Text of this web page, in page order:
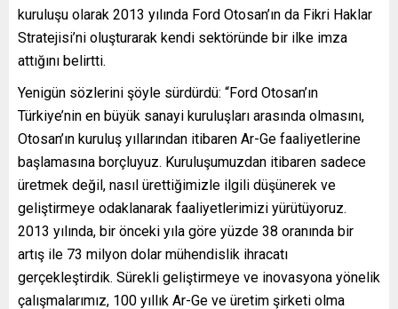
kuruluşu olarak 2013 yılında Ford Otosan’ın da Fikri Haklar
Stratejisi’ni oluşturarak kendi sektöründe bir ilke imza
attığını belirtti.
Yenigün sözlerini şöyle sürdürdü: “Ford Otosan’ın
Türkiye’nin en büyük sanayi kuruluşları arasında olmasını,
Otosan’ın kuruluş yıllarından itibaren Ar-Ge faaliyetlerine
başlamasına borçluyuz. Kuruluşumuzdan itibaren sadece
üretmek değil, nasıl ürettiğimizle ilgili düşünerek ve
geliştirmeye odaklanarak faaliyetlerimizi yürütüyoruz.
2013 yılında, bir önceki yıla göre yüzde 38 oranında bir
artış ile 73 milyon dolar mühendislik ihracatı
gerçekleştirdik. Sürekli geliştirmeye ve inovasyona yönelik
çalışmalarımız, 100 yıllık Ar-Ge ve üretim şirketi olma